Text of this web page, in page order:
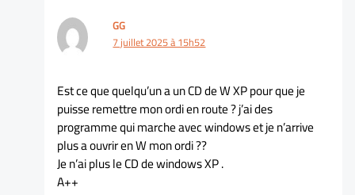
GG
7 juillet 2025 à 15h52
Est ce que quelqu’un a un CD de W XP pour que je
puisse remettre mon ordi en route ? j’ai des
programme qui marche avec windows et je n’arrive
plus a ouvrir en W mon ordi ??
Je n’ai plus le CD de windows XP .
A++